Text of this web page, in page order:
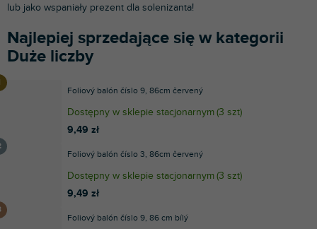
lub jako wspaniały prezent dla solenizanta!
Najlepiej sprzedające się w kategorii
Duże liczby
Foliový balón číslo 9, 86cm červený
Dostępny w sklepie stacjonarnym(3 szt)
9,49 zł
Foliový balón číslo 3, 86cm červený
Dostępny w sklepie stacjonarnym(3 szt)
9,49 zł
Foliový balón číslo 9, 86 cm bílý